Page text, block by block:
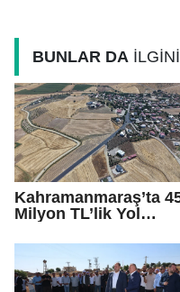
BUNLAR DA
Kahramanmaraş’ta
Milyon TL’lik Yol
Maksutuşağı Grup
Yenilendi